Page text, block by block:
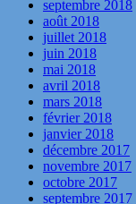
septembre 2018
août 2018
juillet 2018
juin 2018
mai 2018
avril 2018
mars 2018
février 2018
janvier 2018
décembre 2017
novembre 2017
octobre 2017
septembre 2017